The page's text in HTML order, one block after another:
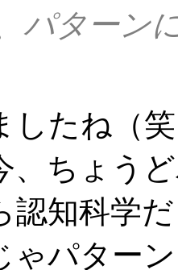
パターン
したね（
、ちょう
認知科学
ゃパター